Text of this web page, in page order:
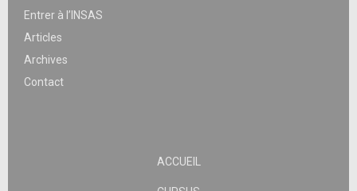
Entrer à l’INSAS
Articles
Archives
Contact
ACCUEIL